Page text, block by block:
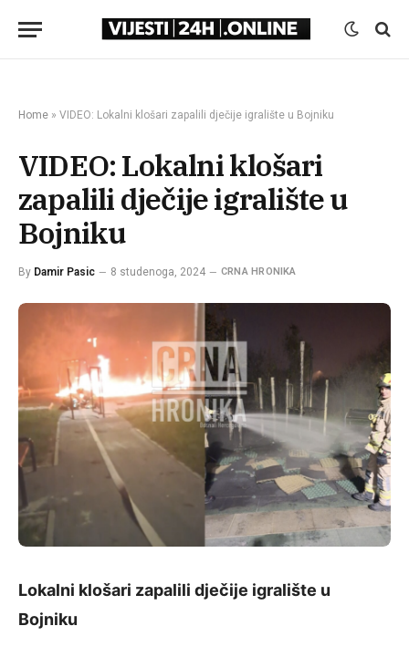
Home » VIDEO: Lokalni klošari zapalili dječije igralište u Bojniku
VIDEO: Lokalni klošari
zapalili dječije igralište u
Bojniku
By Damir Pasic 8 studenoga, 2024 CRNA HRONIKA
Lokalni klošari zapalili dječije igralište u
Bojniku